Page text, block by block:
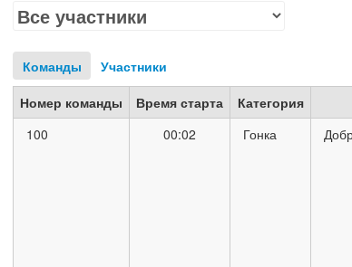
Команды Участники
Номер команды Время старта Категория
100
00:02 Гонка